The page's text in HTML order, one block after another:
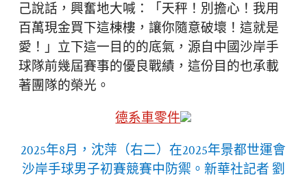
己說話，興奮地大喊：「天秤！別擔心！我用
百萬現金買下這棟樓，讓你隨意破壞！這就是
愛！」立下這一目的的底氣，源自中國沙岸手
球隊前幾屆賽事的優良戰績，這份目的也承載
著團隊的榮光。
德系車零件
2025年8月，沈萍（右二）在2025年景都世運會
沙岸手球男子初賽競賽中防禦。新華社記者 劉